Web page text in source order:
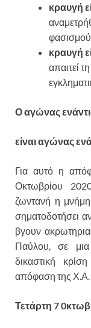
κραυγή
φασισμού
κραυγή
απαιτεί
Ο αγώνας
είναι αγώνας
Για αυτό η
Οκτωβρίου
ζωντανή η
σηματοδοτήσει
βγουν
Παύλου, σε μια
δικαστική
απόφαση της Χ.Α.
Τετάρτη 7